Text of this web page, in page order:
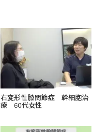
右変形性膝関節症 幹細胞治
療 60代女性